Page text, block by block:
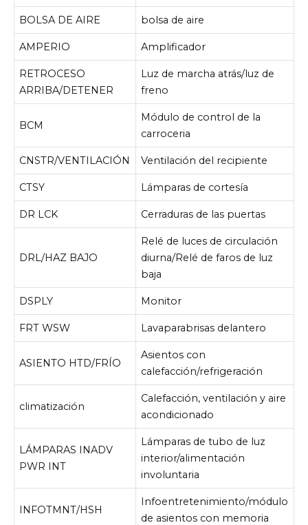
BOLSA DE AIRE bolsa de aire
AMPERIO Amplificador
RETROCESO
ARRIBA/DETENER
Luz de marcha atrás/luz de
freno
BCM
Módulo de control de la
carroceria
CNSTR/VENTILACIÓN Ventilación del recipiente
CTSY Lámparas de cortesía
DR LCK Cerraduras de las puertas
DRL/HAZ BAJO
Relé de luces de circulación
diurna/Relé de faros de luz
baja
DSPLY Monitor
FRT WSW Lavaparabrisas delantero
ASIENTO HTD/FRÍO
Asientos con
calefacción/refrigeración
climatización
Calefacción, ventilación y aire
acondicionado
LÁMPARAS INADV
PWR INT
Lámparas de tubo de luz
interior/alimentación
involuntaria
INFOTMNT/HSH
Infoentretenimiento/módulo
de asientos con memoria